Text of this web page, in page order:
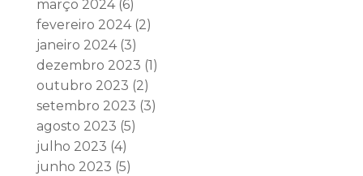
março 2024(6)
fevereiro 2024(2)
janeiro 2024(3)
dezembro 2023 (1)
outubro 2023 (2)
setembro 2023 (3)
agosto 2023 (5)
julho 2023 (4)
junho 2023 (5)